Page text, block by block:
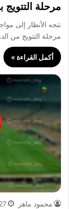
مرحلة التتويج
تتجه الأنظار إلى
مرحلة التتويج من
أكمل القراءة »
محمود ماهر 27 أبريل،